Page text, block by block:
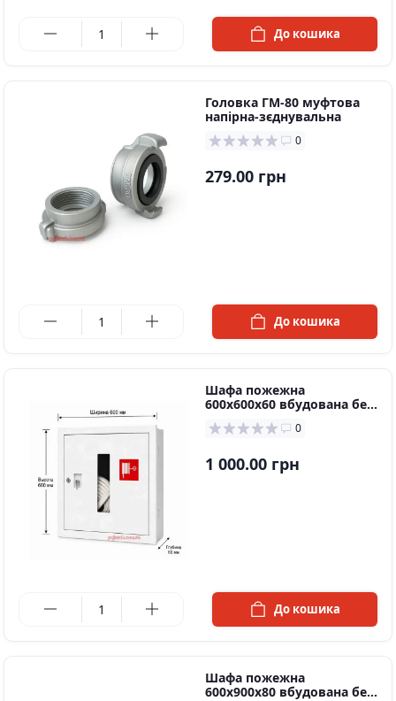
До кошика
Головка ГМ-80 муфтова
напірна-зєднувальна
0
279.00 грн
До кошика
Шафа пожежна
600х600х60 вбудована без
0
1 000.00 грн
До кошика
Шафа пожежна
600х900х80 вбудована без